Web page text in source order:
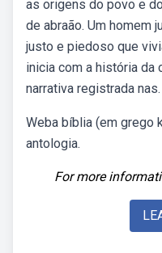
as origens do povo e
de abraão. Um homem
justo e piedoso que
inicia com a história da
narrativa registrada nas.
Weba bíblia (em grego
antologia.
For more